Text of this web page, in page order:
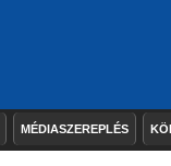
MÉDIASZEREPLÉS